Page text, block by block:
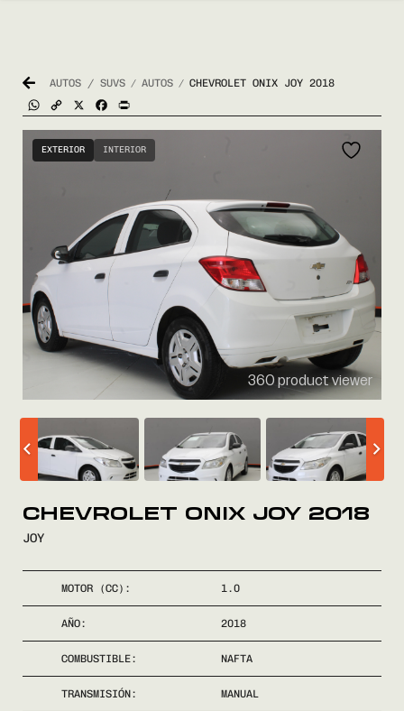
COMPRÁ
VENDÉ
NOSOTROS
CONTACTO
AUTOS / SUVS / AUTOS / CHEVROLET ONIX JOY 2018
WhatsApp
Copy
Link
Facebook
EXTERIOR INTERIOR
360 product viewer
CHEVROLET ONIX JOY 2018
JOY
MOTOR (CC): 1.0
AÑO: 2018
COMBUSTIBLE: NAFTA
TRANSMISIÓN: MANUAL